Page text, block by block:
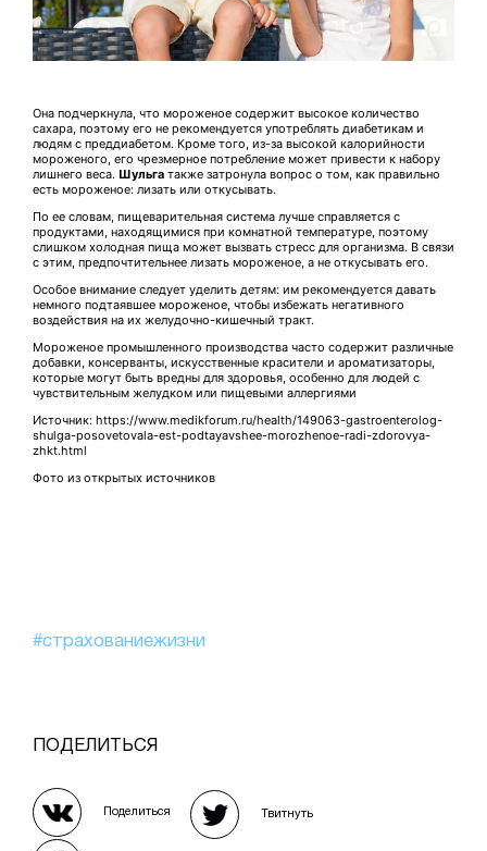
Она подчеркнула, что мороженое содержит высокое количество
сахара, поэтому его не рекомендуется употреблять диабетикам и
людям с преддиабетом. Кроме того, из-за высокой калорийности
мороженого, его чрезмерное потребление может привести к набору
лишнего веса. Шульга также затронула вопрос о том, как правильно
есть мороженое: лизать или откусывать.
По ее словам, пищеварительная система лучше справляется с
продуктами, находящимися при комнатной температуре, поэтому
слишком холодная пища может вызвать стресс для организма. В связи
с этим, предпочтительнее лизать мороженое, а не откусывать его.
Особое внимание следует уделить детям: им рекомендуется давать
немного подтаявшее мороженое, чтобы избежать негативного
воздействия на их желудочно-кишечный тракт.
Мороженое промышленного производства часто содержит различные
добавки, консерванты, искусственные красители и ароматизаторы,
которые могут быть вредны для здоровья, особенно для людей с
чувствительным желудком или пищевыми аллергиями
Источник: https://www.medikforum.ru/health/149063-gastroenterolog-
shulga-posovetovala-est-podtayavshee-morozhenoe-radi-zdorovya-
zhkt.html
Фото из открытых источников
#страхованиежизни
ПОДЕЛИТЬСЯ
Поделиться Твитнуть